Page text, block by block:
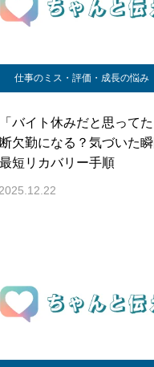
仕事のミス・評価・成長の悩み
「バイト休みだと思って
断欠勤になる？気づいた
最短リカバリー手順
2025.12.22